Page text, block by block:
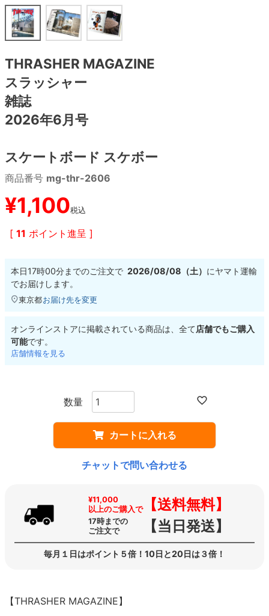
THRASHER MAGAZINE
スラッシャー
雑誌
2026年6月号
スケートボード スケボー
商品番号 mg-thr-2606
¥1,100税込
[ 11 ポイント進呈 ]
本日17時00分までのご注文で 2026/08/08（土） にヤマト運輸
でお届けします。
東京都お届け先を変更
オンラインストアに掲載されている商品は、全て店舗でもご購入
可能です。
店舗情報を見る
カートに入れる
チャットで問い合わせる
¥11,000
以上のご購入で【送料無料】
17時までの
ご注文で
【当日発送】
毎月１日はポイント５倍！10日と20日は３倍！
【THRASHER MAGAZINE】
8.4inch
8.5inch
8.6inch
8.7inch
8.8inch
8.9inch
9.0inch以上
高性能デッキ
8.5inch
8.6inch
8.7inch
8.8inch
8.9inch
9.0inch以上
64mm
65mm
70mm
72mm
75mm
110mm
練習用アイテム（初心者におすすめ）
スケートケース・バッグ
メディア（雑誌・DVD・CD）
27.5cm
28cm
28.5cm
29cm
29.5cm
30cm
キャップ
ソックス
アンダーウエア